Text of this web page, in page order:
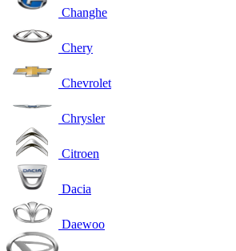
Changhe
Chery
Chevrolet
Chrysler
Citroen
Dacia
Daewoo